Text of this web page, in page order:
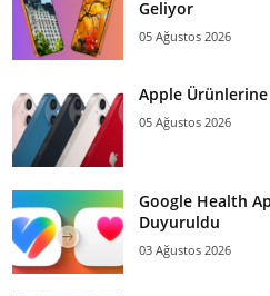
Geliyor
05 Ağustos 2026
Apple Ürünlerine
05 Ağustos 2026
Google Health
Duyuruldu
03 Ağustos 2026